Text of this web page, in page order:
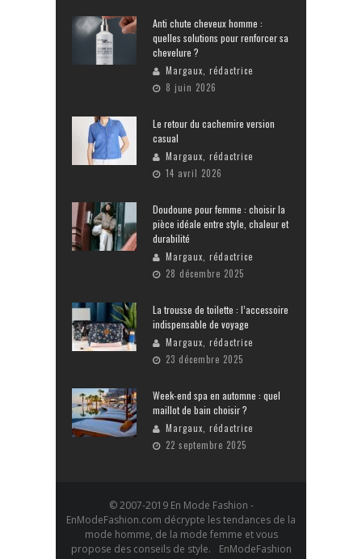
Anti chute cheveux homme :
quelles solutions pour renforcer sa
chevelure ?
Margaux, rédactrice
8 juin 2026
Le retour du cachemire version
casual
Margaux, rédactrice
14 avril 2026
Doudoune pour femme : choisir la
pièce idéale entre style, chaleur et
durabilité
Margaux, rédactrice
28 décembre 2025
La trousse de toilette : l’accessoire
indispensable de voyage
Margaux, rédactrice
23 décembre 2025
Week-end spa en automne : quel
maillot de bain choisir ?
Margaux, rédactrice
22 septembre 2025
© 2007-2019 En Mode Fashion -
EnModeFashion.com décrypte les tendances de la
mode homme, de la mode femme et vous
propose des conseils de style. EnModeFashion